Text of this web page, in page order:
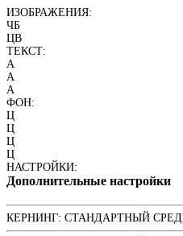
ИЗОБРАЖЕНИЯ:
ЧБ
ЦВ
ТЕКСТ:
A
A
A
ФОН:
Ц
Ц
Ц
Ц
НАСТРОЙКИ:
Дополнительные настройки
КЕРНИНГ: СТАНДАРТНЫЙ